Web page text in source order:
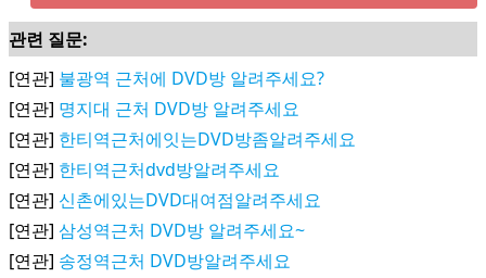
관련 질문:
[연관] 불광역 근처에 DVD방 알려주세요?
[연관] 명지대 근처 DVD방 알려주세요
[연관] 한티역근처에잇는DVD방좀알려주세요
[연관] 한티역근처dvd방알려주세요
[연관] 신촌에있는DVD대여점알려주세요
[연관] 삼성역근처 DVD방 알려주세요~
[연관] 송정역근처 DVD방알려주세요